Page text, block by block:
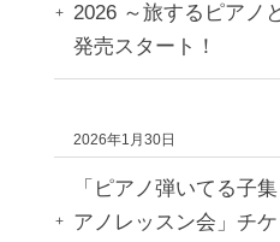
2026 ～旅するピアノ
発売スタート！
2026年1月30日
「ピアノ弾いてる子
アノレッスン会」チ